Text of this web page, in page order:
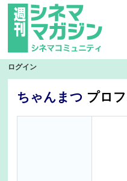
ログイン
ちゃんまつ プロ